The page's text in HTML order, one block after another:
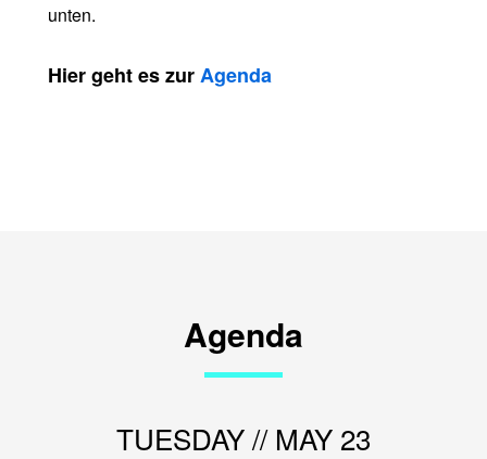
unten.
Hier geht es zurAgenda
Agenda
TUESDAY // MAY 23